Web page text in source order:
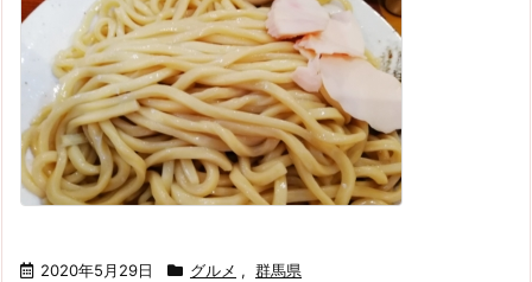
2020年5月29日 グルメ , 群馬県